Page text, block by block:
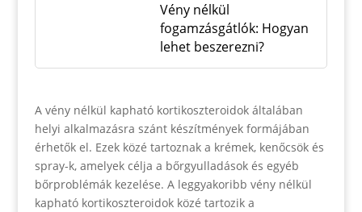
Vény nélkül
fogamzásgátlók: Hogyan
lehet beszerezni?
A vény nélkül kapható kortikoszteroidok általában
helyi alkalmazásra szánt készítmények formájában
érhetők el. Ezek közé tartoznak a krémek, kenőcsök és
spray-k, amelyek célja a bőrgyulladások és egyéb
bőrproblémák kezelése. A leggyakoribb vény nélkül
kapható kortikoszteroidok közé tartozik a